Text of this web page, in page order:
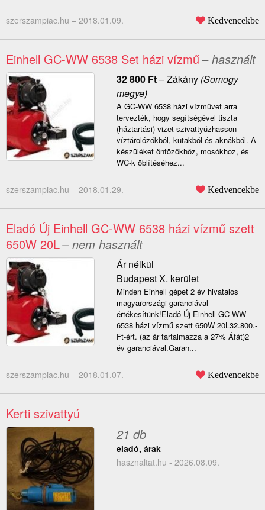
szerszampiac.hu – 2018.01.09. Kedvencekbe
Einhell GC-WW 6538 Set házi vízmű– használt
32 800 Ft–Zákány(Somogy
megye)
A GC-WW 6538 házi vízművet arra
tervezték, hogy segítségével tiszta
(háztartási) vizet szivattyúzhasson
víztárolózókból, kutakból és aknákból. A
készüléket öntözőkhöz, mosókhoz, és
WC-k öblítéséhez...
szerszampiac.hu – 2018.01.29. Kedvencekbe
Eladó Új Einhell GC-WW 6538 házi vízmű szett
650W 20L– nem használt
Ár nélkül
Budapest X. kerület
Minden Einhell gépet 2 év hivatalos
magyarországi garanciával
értékesítünk!Eladó Új Einhell GC-WW
6538 házi vízmű szett 650W 20L32.800.-
Ft-ért. (az ár tartalmazza a 27% Áfát)2
év garanciával.Garan...
szerszampiac.hu – 2018.01.07. Kedvencekbe
Kerti szivattyú
21 db
eladó, árak
hasznaltat.hu - 2026.08.09.